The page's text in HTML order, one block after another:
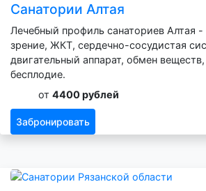
Санатории Алтая
Лечебный профиль санаториев Алтая
зрение, ЖКТ, сердечно-сосудистая
двигательный аппарат, обмен
бесплодие.
от 4400 рублей
Забронировать